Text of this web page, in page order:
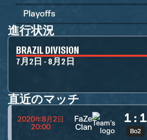
Playoffs
進行状況
BRAZIL DIVISION
7月2日 - 8月2日
直近のマッチ
2020年8月2日
20:00
FaZe
Clan
1 : 1
Bo2